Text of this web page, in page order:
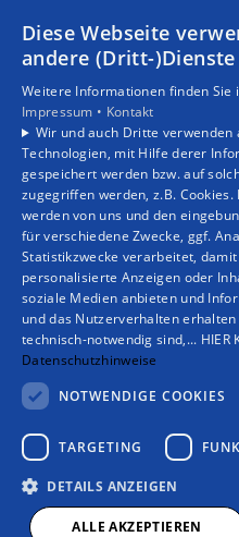
Tel.: 09861 94590
Unsere Bereiche
Privatkunden
Gewerbekunden
Karriere
Unternehmen
Kontakt
Diese Webseite
andere (Dritt-)Dienste
Weitere Informationen finden Sie
Impressum • Kontakt
Wir und auch Dritte verwenden
Technologien, mit Hilfe derer
gespeichert werden bzw. auf
zugegriffen werden, z.B.
werden von uns und den
für verschiedene Zwecke, ggf.
Statistikzwecke verarbeitet,
personalisierte Anzeigen oder
soziale Medien anbieten und
und das Nutzerverhalten
technisch-notwendig sind,... HIER
Datenschutzhinweise
NOTWENDIGE COOKIES
TARGETING
DETAILS ANZEIGEN
ALLE AKZEPTIEREN